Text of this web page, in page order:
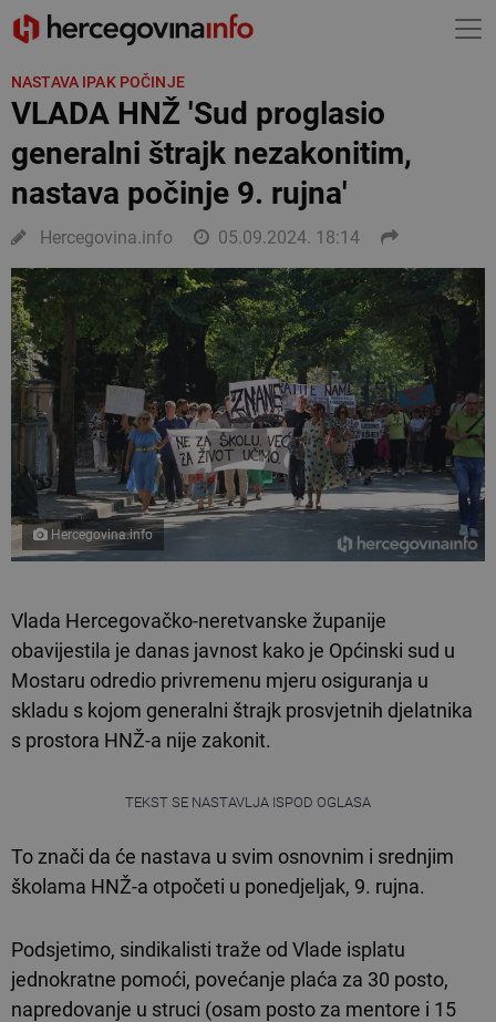
NASTAVA IPAK POČINJE
VLADA HNŽ 'Sud proglasio
generalni štrajk nezakonitim,
nastava počinje 9. rujna'
Hercegovina.info 05.09.2024. 18:14
Hercegovina.info
Vlada Hercegovačko-neretvanske županije
obavijestila je danas javnost kako je Općinski sud u
Mostaru odredio privremenu mjeru osiguranja u
skladu s kojom generalni štrajk prosvjetnih djelatnika
s prostora HNŽ-a nije zakonit.
TEKST SE NASTAVLJA ISPOD OGLASA
To znači da će nastava u svim osnovnim i srednjim
školama HNŽ-a otpočeti u ponedjeljak, 9. rujna.
Podsjetimo, sindikalisti traže od Vlade isplatu
jednokratne pomoći, povećanje plaća za 30 posto,
napredovanje u struci (osam posto za mentore i 15